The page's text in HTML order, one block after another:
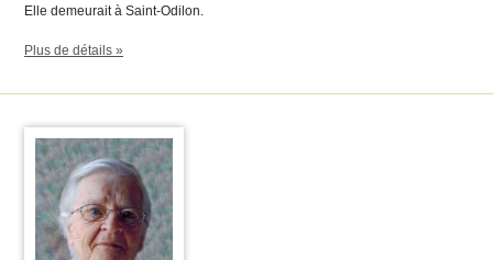
Elle demeurait à Saint-Odilon.
Plus de détails »